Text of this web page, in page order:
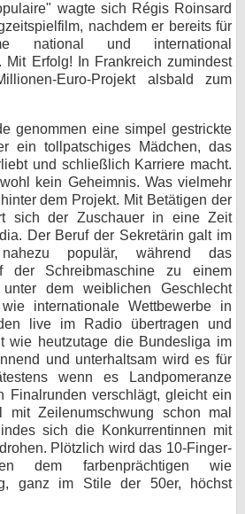
wagte sich Régis Roinsard
nachdem er bereits für
national und international
Mit Erfolg! In Frankreich zumindest
Euro-Projekt alsbald zum
genommen eine simpel gestrickte
ein tollpatschiges Mädchen, das
und schließlich Karriere macht.
kein Geheimnis. Was vielmehr
dem Projekt. Mit Betätigen der
sich der Zuschauer in eine Zeit
Der Beruf der Sekretärin galt im
populär, während das
der Schreibmaschine zu einem
dem weiblichen Geschlecht
internationale Wettbewerbe in
live im Radio übertragen und
wie heutzutage die Bundesliga im
und unterhaltsam wird es für
wenn es Landpomeranze
Finalrunden verschlägt, gleicht ein
mit Zeilenumschwung schon mal
sich die Konkurrentinnen mit
Plötzlich wird das 10-Finger-
dem farbenprächtigen wie
ganz im Stile der 50er, höchst